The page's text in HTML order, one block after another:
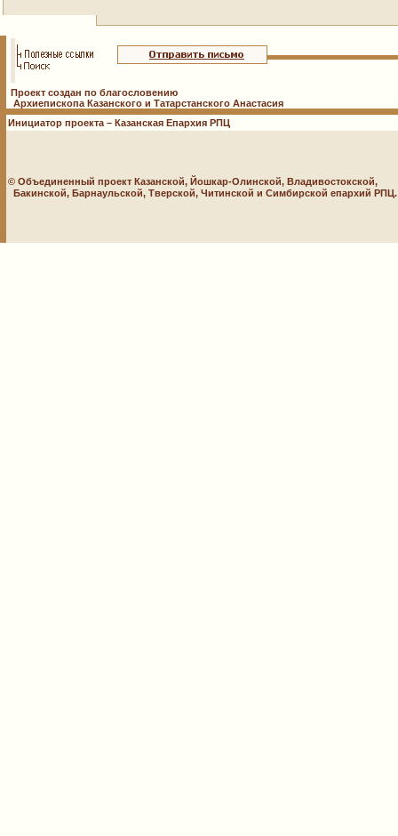
Проект создан по благословению
Архиепископа Казанского и Татарстанского Анастасия
Инициатор проекта – Казанская Епархия РПЦ
© Объединенный проект Казанской, Йошкар-Олинской, Владивостокской,
Бакинской, Барнаульской, Тверской, Читинской и Симбирской епархий РПЦ.